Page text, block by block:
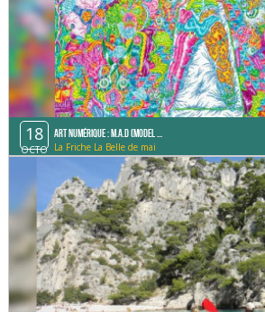
18
OCTO
Art Numérique : M.A.D (Model ...
La Friche La Belle de mai